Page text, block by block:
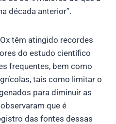
década anterior”.
têm atingido recordes
do estudo científico
frequentes, bem como
tais como limitar o
para diminuir as
que é
das fontes dessas